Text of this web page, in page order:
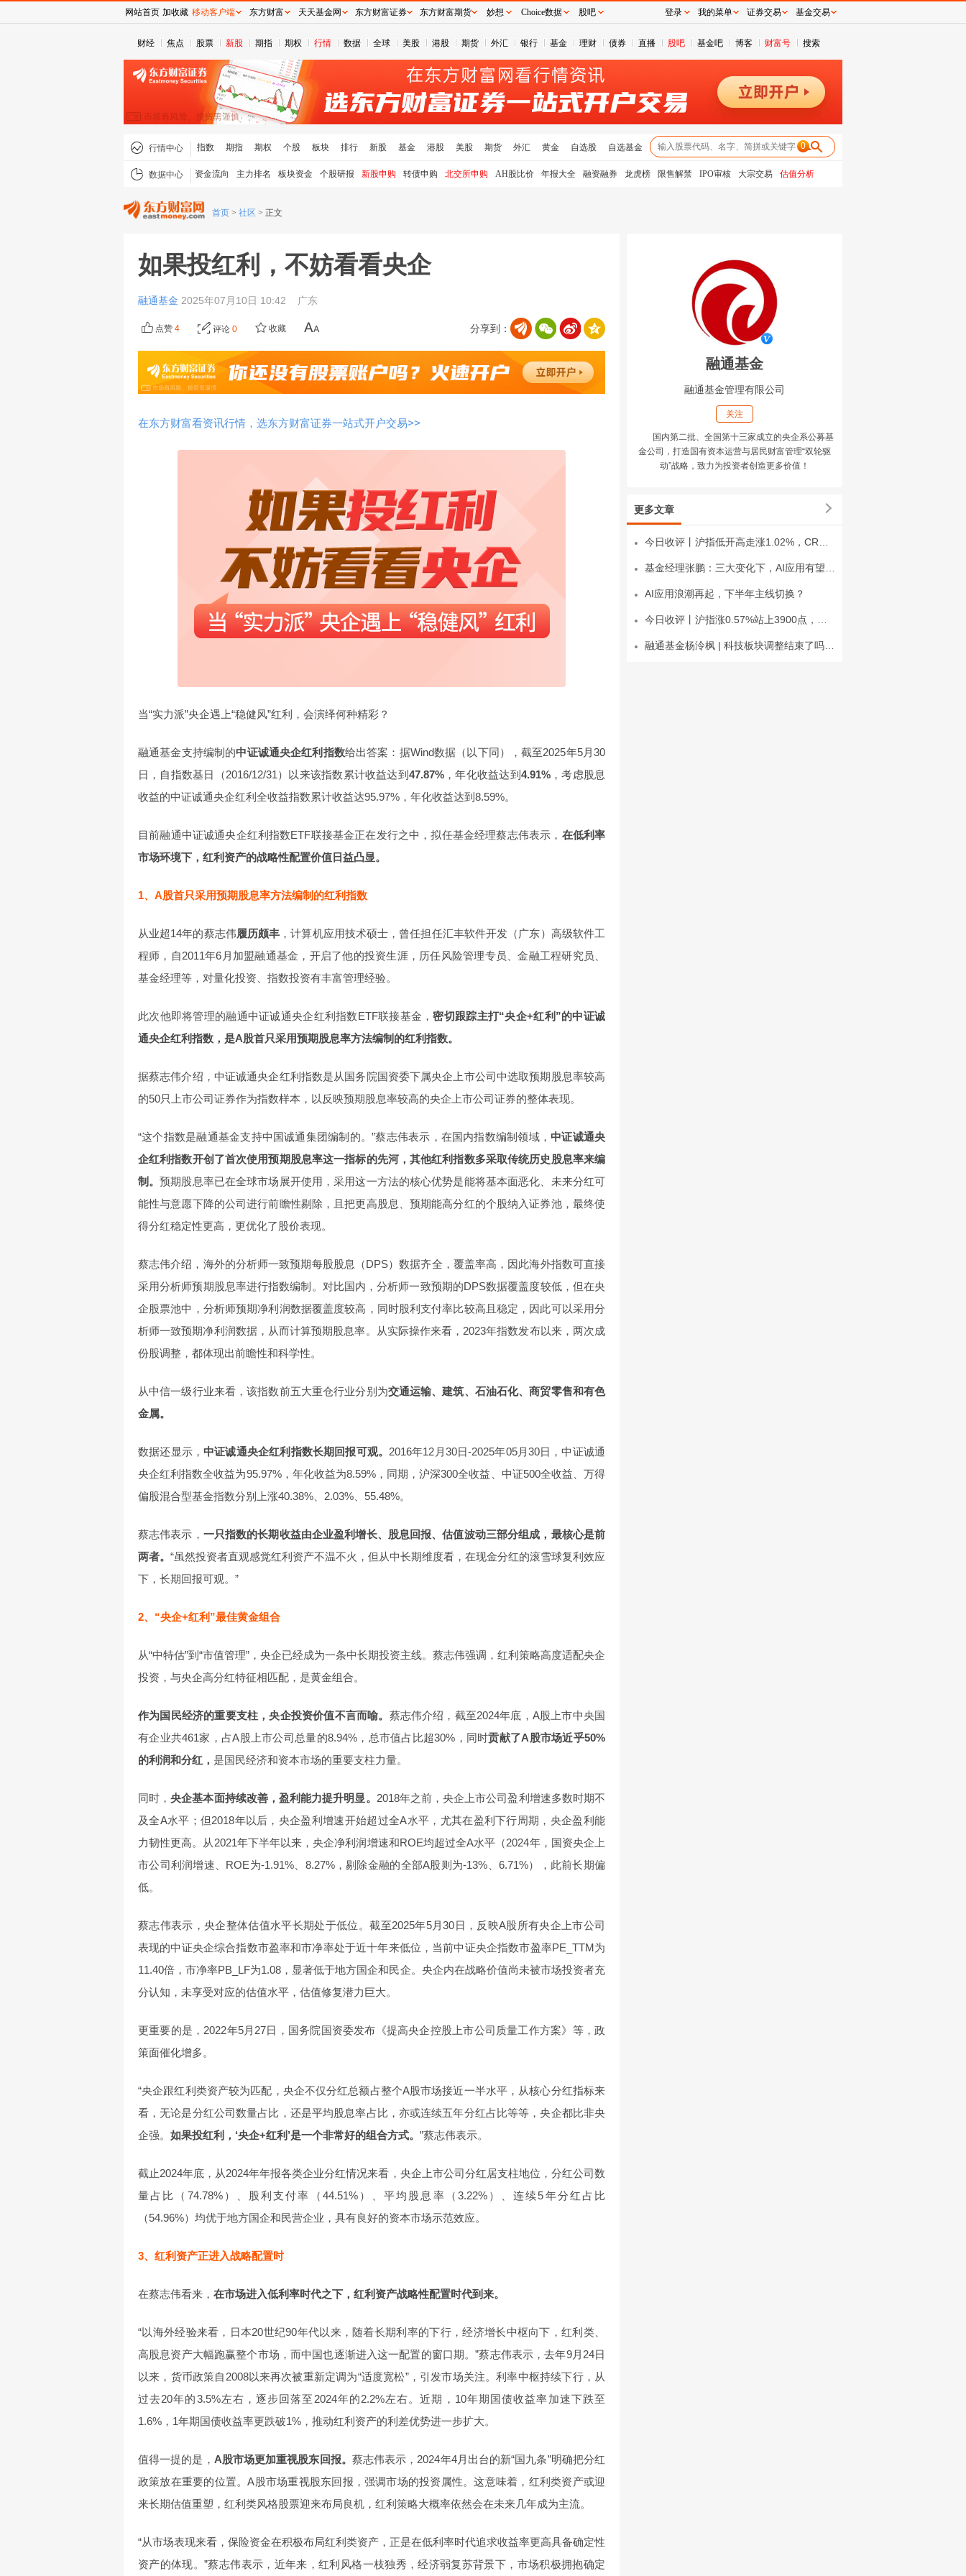
财经 焦点 股票 新股 期指 期权 行情 数据 全球 美股 港股 期货 外汇 银行 基金 理财 债券 直播 股吧 基金吧 博客 财富号 搜索
行情中心 指数 期指 期权 个股 板块 排行 新股 基金 港股 美股 期货 外汇 黄金 自选股 自选基金 0
数据中心 资金流向 主力排名 板块资金 个股研报 新股申购 转债申购 北交所申购 AH股比价 年报大全 融资融券 龙虎榜 限售解禁 IPO审核 大宗交易 估值分析
首页 > 社区 > 正文
如果投红利，不妨看看央企
融通基金 2025年07月10日 10:42 广东
分享到：
点赞 4 评论 0 收藏
在东方财富看资讯行情，选东方财富证券一站式开户交易>>
当“实力派”央企遇上“稳健风”红利，会演绎何种精彩？
融通基金支持编制的中证诚通央企红利指数给出答案：据Wind数据（以下同），截至2025年5月30
日，自指数基日（2016/12/31）以来该指数累计收益达到 47.87%，年化收益达到 4.91%，考虑股息
收益的中证诚通央企红利全收益指数累计收益达95.97%，年化收益达到8.59%。
目前融通中证诚通央企红利指数ETF联接基金正在发行之中，拟任基金经理蔡志伟表示， 在低利率
市场环境下，红利资产的战略性配置价值日益凸显。
1、A股首只采用预期股息率方法编制的红利指数
从业超14年的蔡志伟履历颇丰 ，计算机应用技术硕士，曾任担任汇丰软件开发（广东）高级软件工
程师，自2011年6月加盟融通基金，开启了他的投资生涯，历任风险管理专员、金融工程研究员、
基金经理等，对量化投资、指数投资有丰富管理经验。
此次他即将管理的融通中证诚通央企红利指数ETF联接基金，密切跟踪主打“央企+红利”的中证诚
通央企红利指数，是A股首只采用预期股息率方法编制的红利指数。
据蔡志伟介绍，中证诚通央企红利指数是从国务院国资委下属央企上市公司中选取预期股息率较高
的50只上市公司证券作为指数样本，以反映预期股息率较高的央企上市公司证券的整体表现。
“这个指数是融通基金支持中国诚通集团编制的。”蔡志伟表示，在国内指数编制领域，中证诚通央
企红利指数开创了首次使用预期股息率这一指标的先河，其他红利指数多采取传统历史股息率来编
制。预期股息率已在全球市场展开使用，采用这一方法的核心优势是能将基本面恶化、未来分红可
能性与意愿下降的公司进行前瞻性剔除，且把更高股息、预期能高分红的个股纳入证券池，最终使
得分红稳定性更高，更优化了股价表现。
蔡志伟介绍，海外的分析师一致预期每股股息（DPS）数据齐全，覆盖率高，因此海外指数可直接
采用分析师预期股息率进行指数编制。对比国内，分析师一致预期的DPS数据覆盖度较低，但在央
企股票池中，分析师预期净利润数据覆盖度较高，同时股利支付率比较高且稳定，因此可以采用分
析师一致预期净利润数据，从而计算预期股息率。从实际操作来看，2023年指数发布以来，两次成
份股调整，都体现出前瞻性和科学性。
从中信一级行业来看，该指数前五大重仓行业分别为交通运输、建筑、石油石化、商贸零售和有色
金属。
数据还显示，中证诚通央企红利指数长期回报可观。 2016年12月30日-2025年05月30日，中证诚通
央企红利指数全收益为95.97%，年化收益为8.59%，同期，沪深300全收益、中证500全收益、万得
偏股混合型基金指数分别上涨40.38%、2.03%、55.48%。
蔡志伟表示， 一只指数的长期收益由企业盈利增长、股息回报、估值波动三部分组成，最核心是前
两者。 “虽然投资者直观感觉红利资产不温不火，但从中长期维度看，在现金分红的滚雪球复利效应
下，长期回报可观。”
2、“央企+红利”最佳黄金组合
从“中特估”到“市值管理”，央企已经成为一条中长期投资主线。蔡志伟强调，红利策略高度适配央企
投资，与央企高分红特征相匹配，是黄金组合。
作为国民经济的重要支柱，央企投资价值不言而喻。 蔡志伟介绍，截至2024年底，A股上市中央国
有企业共461家，占A股上市公司总量的8.94%，总市值占比超30%，同时贡献了A股市场近乎50%
的利润和分红， 是国民经济和资本市场的重要支柱力量。
同时，央企基本面持续改善，盈利能力提升明显。 2018年之前，央企上市公司盈利增速多数时期不
及全A水平；但2018年以后，央企盈利增速开始超过全A水平，尤其在盈利下行周期，央企盈利能
力韧性更高。从2021年下半年以来，央企净利润增速和ROE均超过全A水平（2024年，国资央企上
市公司利润增速、ROE为-1.91%、8.27%，剔除金融的全部A股则为-13%、6.71%），此前长期偏
低。
蔡志伟表示，央企整体估值水平长期处于低位。截至2025年5月30日，反映A股所有央企上市公司
表现的中证央企综合指数市盈率和市净率处于近十年来低位，当前中证央企指数市盈率PE_TTM为
11.40倍，市净率PB_LF为1.08，显著低于地方国企和民企。央企内在战略价值尚未被市场投资者充
分认知，未享受对应的估值水平，估值修复潜力巨大。
更重要的是，2022年5月27日，国务院国资委发布《提高央企控股上市公司质量工作方案》等，政
策面催化增多。
“央企跟红利类资产较为匹配，央企不仅分红总额占整个A股市场接近一半水平，从核心分红指标来
看，无论是分红公司数量占比，还是平均股息率占比，亦或连续五年分红占比等等，央企都比非央
企强。 如果投红利，‘央企+红利’是一个非常好的组合方式。 ”蔡志伟表示。
截止2024年底，从2024年年报各类企业分红情况来看，央企上市公司分红居支柱地位，分红公司数
量占比（74.78%）、股利支付率（44.51%）、平均股息率（3.22%）、连续5年分红占比
（54.96%）均优于地方国企和民营企业，具有良好的资本市场示范效应。
3、红利资产正进入战略配置时
在蔡志伟看来， 在市场进入低利率时代之下，红利资产战略性配置时代到来。
“以海外经验来看，日本20世纪90年代以来，随着长期利率的下行，经济增长中枢向下，红利类、
高股息资产大幅跑赢整个市场，而中国也逐渐进入这一配置的窗口期。”蔡志伟表示，去年9月24日
以来，货币政策自2008以来再次被重新定调为“适度宽松”，引发市场关注。利率中枢持续下行，从
过去20年的3.5%左右，逐步回落至2024年的2.2%左右。近期，10年期国债收益率加速下跌至
1.6%，1年期国债收益率更跌破1%，推动红利资产的利差优势进一步扩大。
值得一提的是， A股市场更加重视股东回报。 蔡志伟表示，2024年4月出台的新“国九条”明确把分红
政策放在重要的位置。A股市场重视股东回报，强调市场的投资属性。这意味着，红利类资产或迎
来长期估值重塑，红利类风格股票迎来布局良机，红利策略大概率依然会在未来几年成为主流。
“从市场表现来看，保险资金在积极布局红利类资产，正是在低利率时代追求收益率更高具备确定性
资产的体现。”蔡志伟表示，近年来，红利风格一枝独秀，经济弱复苏背景下，市场积极拥抱确定
融通基金
融通基金管理有限公司
关注
国内第二批、全国第十三家成立的央企系公募基
金公司，打造国有资本运营与居民财富管理“双轮驱
动”战略，致力为投资者创造更多价值！
更多文章
AI应用浪潮再起，下半年主线切换？
网站首页 加收藏 移动客户端 东方财富 天天基金网 东方财富证券 东方财富期货 妙想 Choice数据 股吧 登录 我的菜单 证券交易 基金交易